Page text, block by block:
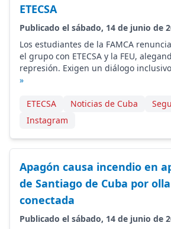
ETECSA
Publicado el sábado, 14 de junio de
Los estudiantes de la FAMCA
el grupo con ETECSA y la FEU,
represión. Exigen un diálogo
»
ETECSA Noticias de Cuba
Instagram
Apagón causa incendio en
de Santiago de Cuba por
conectada
Publicado el sábado, 14 de junio de